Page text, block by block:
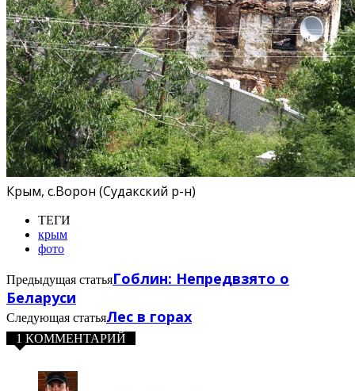
Крым, с.Ворон (Судакский р-н)
ТЕГИ
крым
фото
Предыдущая статьяГоблин: Непредвзято о
Беларуси
Следующая статьяЛес в горах
1 КОММЕНТАРИЙ